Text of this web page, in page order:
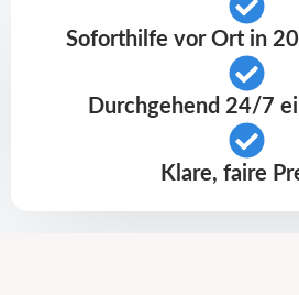
Soforthilfe vor Ort in
Durchgehend 24/7
Klare, faire